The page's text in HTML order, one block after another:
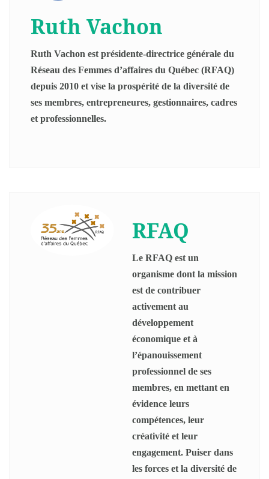
Ruth Vachon
Ruth Vachon est présidente-directrice générale du
Réseau des Femmes d’affaires du Québec (RFAQ)
depuis 2010 et vise la prospérité de la diversité de
ses membres, entrepreneures, gestionnaires, cadres
et professionnelles.
RFAQ
Le RFAQ est un
organisme dont la mission
est de contribuer
activement au
développement
économique et à
l’épanouissement
professionnel de ses
membres, en mettant en
évidence leurs
compétences, leur
créativité et leur
engagement. Puiser dans
les forces et la diversité de